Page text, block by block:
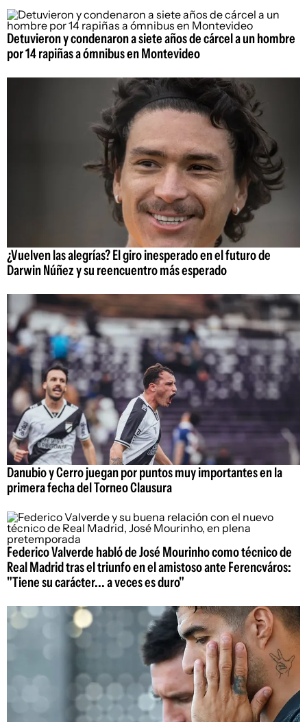
Detuvieron y condenaron a siete años de cárcel a un hombre
por 14 rapiñas a ómnibus en Montevideo
¿Vuelven las alegrías? El giro inesperado en el futuro de
Darwin Núñez y su reencuentro más esperado
Danubio y Cerro juegan por puntos muy importantes en la
primera fecha del Torneo Clausura
Federico Valverde habló de José Mourinho como técnico de
Real Madrid tras el triunfo en el amistoso ante Ferencváros:
"Tiene su carácter... a veces es duro"